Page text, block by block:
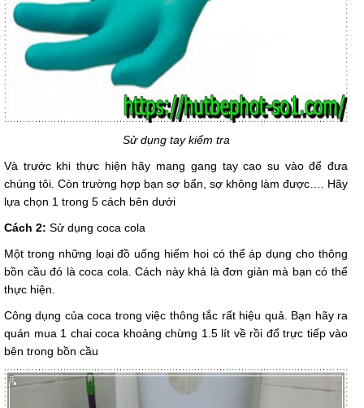
Sử dụng tay kiểm tra
Và trước khi thực hiện hãy mang gang tay cao su vào để đưa
chúng tôi. Còn trường hợp bạn sợ bẩn, sợ không làm được…. Hãy
lựa chọn 1 trong 5 cách bên dưới
Cách 2: Sử dụng coca cola
Một trong những loại đồ uống hiếm hoi có thể áp dụng cho thông
bồn cầu đó là coca cola. Cách này khá là đơn giản mà bạn có thể
thực hiện.
Công dụng của coca trong việc thông tắc rất hiệu quả. Bạn hãy ra
quán mua 1 chai coca khoảng chừng 1.5 lít về rồi đổ trực tiếp vào
bên trong bồn cầu